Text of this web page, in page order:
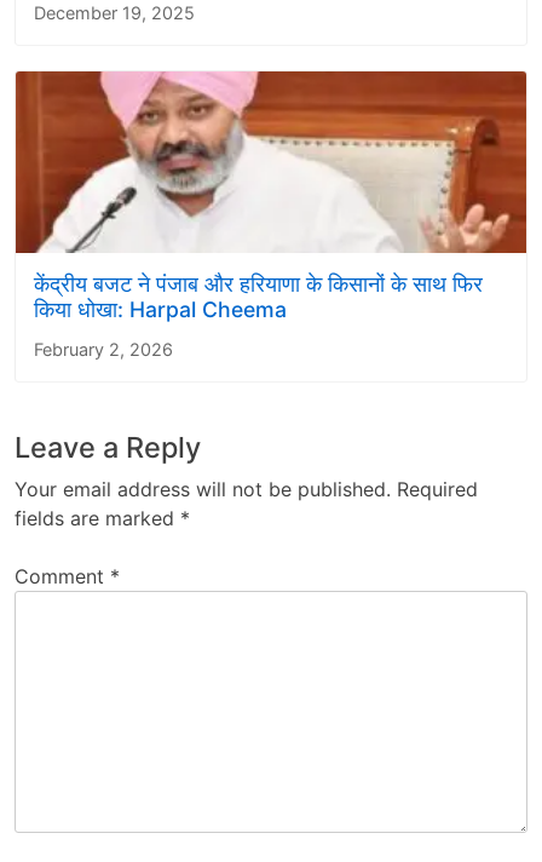
December 19, 2025
केंद्रीय बजट ने पंजाब और हरियाणा के किसानों के साथ फिर
किया धोखा: Harpal Cheema
February 2, 2026
Leave a Reply
Your email address will not be published. Required
fields are marked *
Comment *